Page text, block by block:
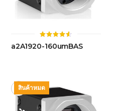
ให้
คะแนน
a2A1920-160umBAS
สินค้าหมด